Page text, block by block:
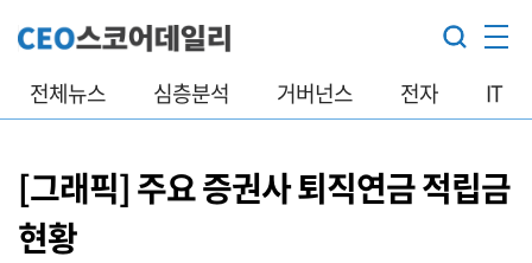
전체뉴스 심층분석 거버넌스 전자 IT
[그래픽] 주요 증권사 퇴직연금 적립금
현황